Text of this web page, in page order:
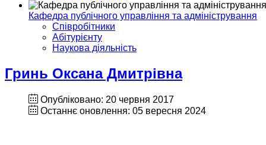
Кафедра публічного управління та адміністрування
Співробітники
Абітурієнту
Наукова діяльність
Гринь Оксана Дмитрівна
Опубліковано: 20 червня 2017
Останнє оновлення: 05 вересня 2024